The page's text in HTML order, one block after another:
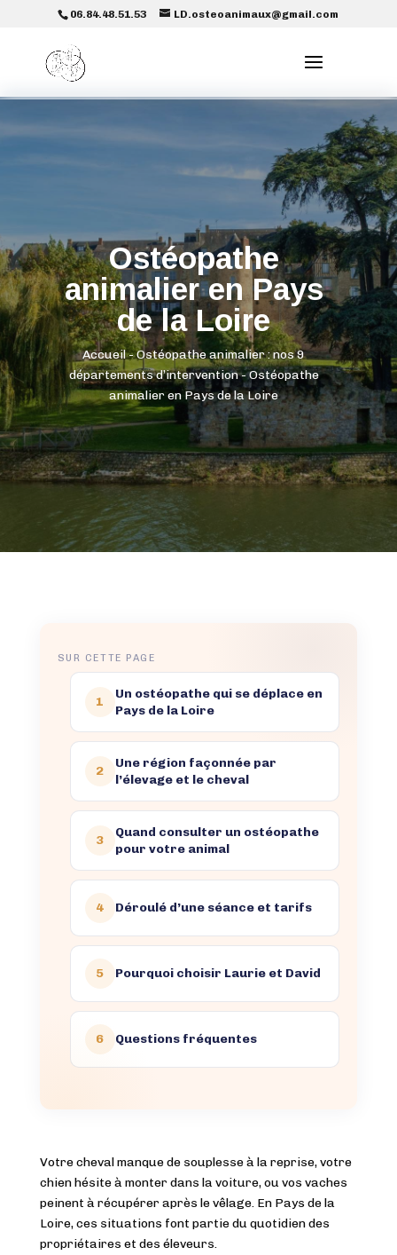
06.84.48.51.53 LD.osteoanimaux@gmail.com
Ostéopathe
animalier en Pays
de la Loire
Accueil-Ostéopathe animalier : nos 9
départements d’intervention-Ostéopathe
animalier en Pays de la Loire
SUR CETTE PAGE
1
Un ostéopathe qui se déplace en
Pays de la Loire
2
Une région façonnée par
l’élevage et le cheval
3
Quand consulter un ostéopathe
pour votre animal
4 Déroulé d’une séance et tarifs
5 Pourquoi choisir Laurie et David
6 Questions fréquentes
Votre cheval manque de souplesse à la reprise, votre
chien hésite à monter dans la voiture, ou vos vaches
peinent à récupérer après le vêlage. En Pays de la
Loire, ces situations font partie du quotidien des
propriétaires et des éleveurs.